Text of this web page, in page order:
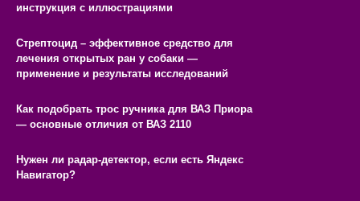
инструкция с иллюстрациями
Стрептоцид – эффективное средство для
лечения открытых ран у собаки —
применение и результаты исследований
Как подобрать трос ручника для ВАЗ Приора
— основные отличия от ВАЗ 2110
Нужен ли радар-детектор, если есть Яндекс
Навигатор?